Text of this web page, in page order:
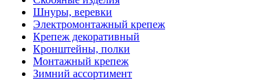
Шнуры, веревки
Электромонтажный крепеж
Крепеж декоративный
Кронштейны, полки
Монтажный крепеж
Зимний ассортимент